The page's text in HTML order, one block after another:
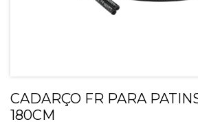
CADARÇO FR PARA
180CM